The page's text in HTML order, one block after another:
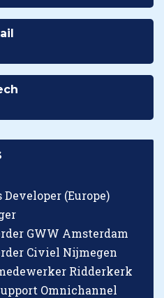
Developer (Europe)
GWW Amsterdam
Civiel Nijmegen
Ridderkerk
Omnichannel